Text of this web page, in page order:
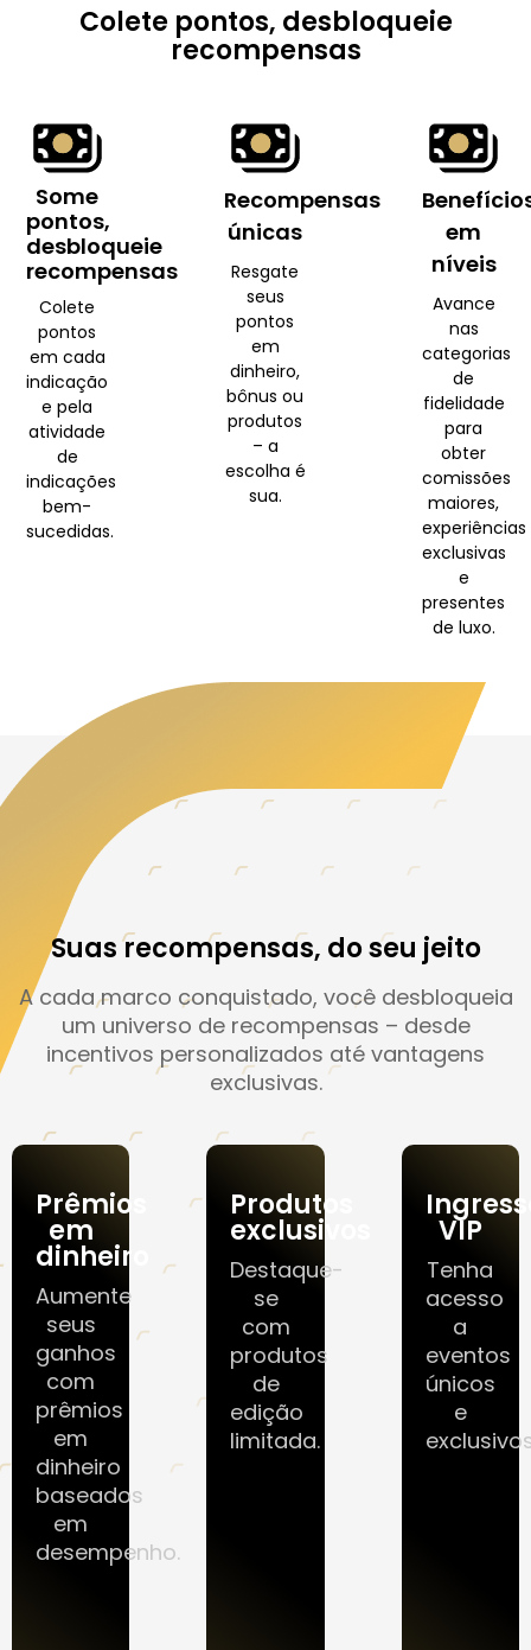
Colete pontos, desbloqueie
recompensas
Some
pontos,
desbloqueie
recompensas
Colete
pontos
em cada
indicação
e pela
atividade
de
indicações
bem-
sucedidas.
Recompensas
únicas
Resgate
seus
pontos
em
dinheiro,
bônus ou
produtos
– a
escolha é
sua.
em
níveis
Avance
nas
categorias
de
fidelidade
para
obter
comissões
maiores,
experiências
exclusivas
e
presentes
de luxo.
Suas recompensas, do seu jeito
A cada marco conquistado, você desbloqueia
um universo de recompensas – desde
incentivos personalizados até vantagens
exclusivas.
Prêmios
em
dinheiro
Aumente
seus
ganhos
com
prêmios
em
dinheiro
baseados
em
desempenho.
Produtos
exclusivos
Destaque-
se
com
produtos
de
edição
limitada.
VIP
Tenha
acesso
a
eventos
únicos
e